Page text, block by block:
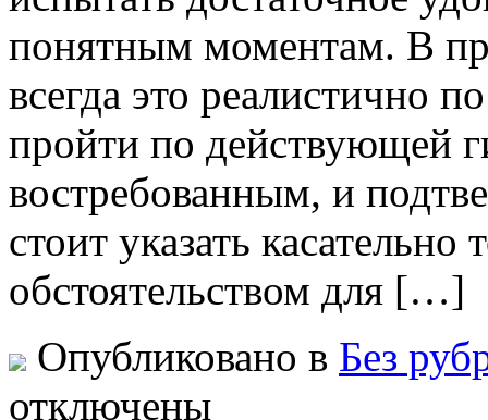
понятным моментам. В
всегда это реалистично
пройти по действующей
востребованным, и
стоит указать
обстоятельством для […]
Опубликовано в Без
отключены